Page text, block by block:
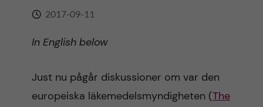
a
r
2017-09-11
In English below
Just nu pågår diskussioner om var den
europeiska läkemedelsmyndigheten (The